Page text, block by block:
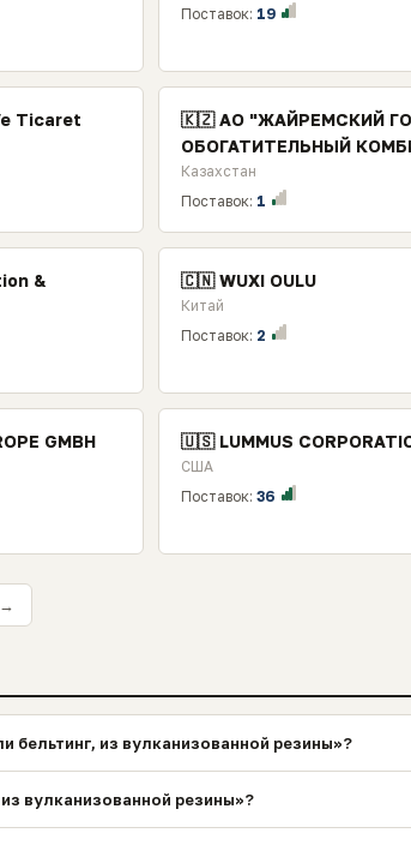
Поставок: 19
Ticaret
🇰🇿 АО "ЖАЙРЕМСКИЙ
ОБОГАТИТЕЛЬНЫЙ
Казахстан
Поставок: 1
&
🇨🇳 WUXI OULU
Китай
Поставок: 2
GMBH 🇺🇸 LUMMUS
США
Поставок:36
из вулканизованной резины»?
вулканизованной резины»?